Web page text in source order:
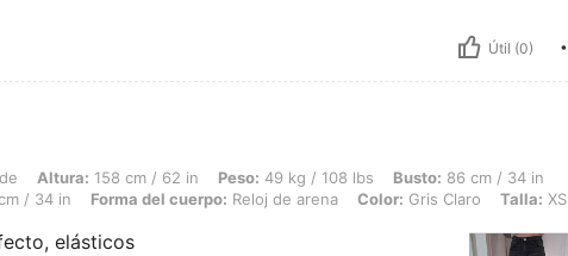
Útil (0)
158 cm / 62 in, Peso: 49 kg / 108 lbs, Busto: 86 cm / 34 in, Cintura: 65 cm / 26
Altura: 158 cm / 62 in Peso: 49 kg / 108 lbs Busto: 86 cm / 34 in
/ 34 in Forma del cuerpo: Reloj de arena Color: Gris Claro Talla: XS
elásticos